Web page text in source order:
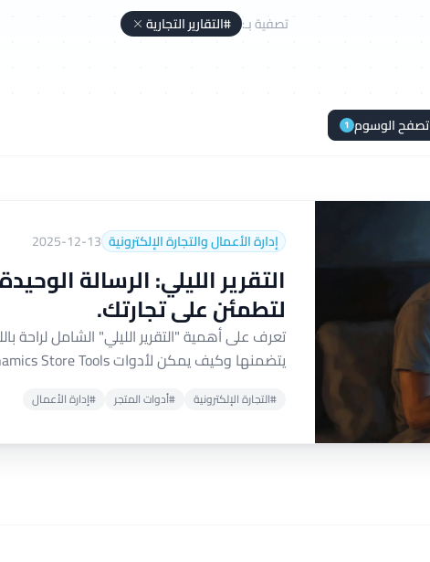
تصفية بـ: #التقارير التجارية
تصفح الوسوم 1
إدارة الأعمال والتجارة الإلكترونية 2025-12-13
التقرير الليلي: الرسالة
لتطمئن على تجارتك.
تعرف على أهمية "التقرير الليلي" الشامل
يتضمنها وكيف يمكن لأدوات UltraTech Dynamics Store Tools أن تساعدك في الحصول على نظرة...
#التجارة الإلكترونية #أدوات المتجر #إدارة الأعمال